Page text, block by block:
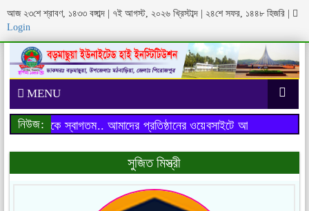
আজ ২৩শে শ্রাবণ, ১৪৩৩ বঙ্গাব্দ | ৭ই আগস্ট, ২০২৬ খ্রিস্টাব্দ | ২৪শে সফর, ১৪৪৮ হিজরি
Login
MENU
নিউজ: আমাদের প্রতিষ্ঠানের ওয়েবসাইটে আপনাকে স্বাগতম..
আপনাকে স্বাগতম..
সুজিত মিস্ত্রী